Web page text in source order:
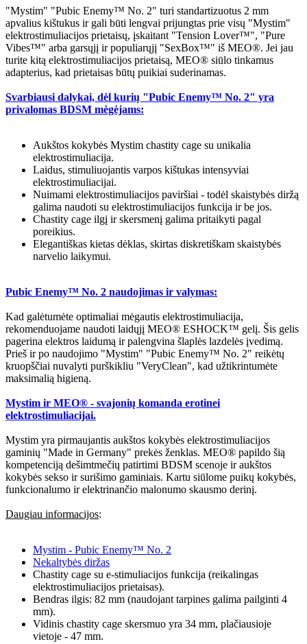
"Mystim" "Pubic Enemy™ No. 2" turi standartizuotus 2 mm
apvalius kištukus ir gali būti lengvai prijungtas prie visų "Mystim"
elektrostimuliacijos prietaisų, įskaitant "Tension Lover™", "Pure
Vibes™" arba garsųjį ir populiarųjį "SexBox™" iš MEO®. Jei jau
turite kitą elektrostimuliacijos prietaisą, MEO® siūlo tinkamus
adapterius, kad prietaisas būtų puikiai suderinamas.
Svarbiausi dalykai, dėl kurių "Pubic Enemy™ No. 2" yra
privalomas BDSM mėgėjams:
Aukštos kokybės Mystim chastity cage su unikalia
elektrostimuliacija.
Laidus, stimuliuojantis varpos kištukas intensyviai
elektrostimuliacijai.
Nuimami elektrostimuliacijos paviršiai - todėl skaistybės diržą
galima naudoti su elektrostimuliacijos funkcija ir be jos.
Chastity cage ilgį ir skersmenį galima pritaikyti pagal
poreikius.
Elegantiškas kietas dėklas, skirtas diskretiškam skaistybės
narvelio laikymui.
Pubic Enemy™ No. 2 naudojimas ir valymas:
Kad galėtumėte optimaliai mėgautis elektrostimuliacija,
rekomenduojame naudoti laidųjį MEO® ESHOCK™ gelį. Šis gelis
pagerina elektros laidumą ir palengvina šlaplės lazdelės įvedimą.
Prieš ir po naudojimo "Mystim" "Pubic Enemy™ No. 2" reikėtų
kruopščiai nuvalyti purškikliu "VeryClean", kad užtikrintumėte
maksimalią higieną.
Mystim ir MEO® - svajonių komanda erotinei
elektrostimuliacijai.
Mystim yra pirmaujantis aukštos kokybės elektrostimuliacijos
gaminių "Made in Germany" prekės ženklas. MEO® papildo šią
kompetenciją dešimtmečių patirtimi BDSM scenoje ir aukštos
kokybės sekso ir surišimo gaminiais. Kartu siūlome puikų kokybės,
funkcionalumo ir elektrinančio malonumo skausmo derinį.
Daugiau informacijos:
Mystim - Pubic Enemy™ No. 2
Nekaltybės diržas
Chastity cage su e-stimuliacijos funkcija (reikalingas
elektrostimuliacijos prietaisas).
Bendras ilgis: 82 mm (naudojant tarpines galima pailginti 4
mm).
Vidinis chastity cage skersmuo yra 34 mm, plačiausioje
vietoje - 47 mm.